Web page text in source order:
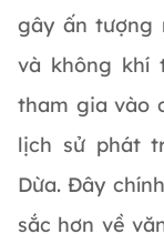
gây ấn tượng
và không khí
tham gia vào
lịch sử phát
Dừa. Đây
sắc hơn về